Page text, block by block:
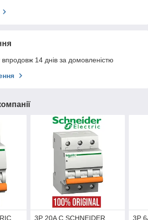
14 днів за домовленістю
3P 20A C SCHNEIDER
3P